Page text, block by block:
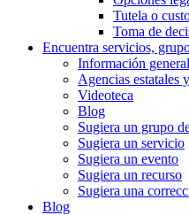
Tutela o
Toma de
Encuentra servicios,
Información general
Agencias estatales
Videoteca
Blog
Sugiera un grupo
Sugiera un servicio
Sugiera un evento
Sugiera un recurso
Sugiera una
Blog